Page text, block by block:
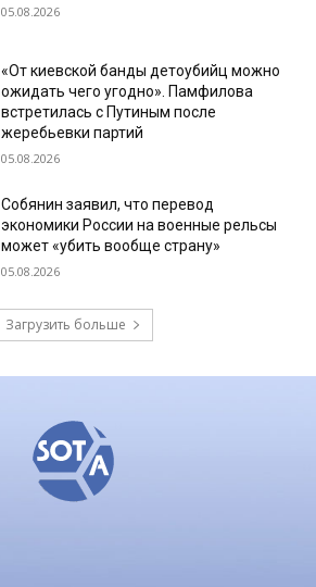
05.08.2026
«От киевской банды детоубийц можно
ожидать чего угодно». Памфилова
встретилась с Путиным после
жеребьевки партий
05.08.2026
Собянин заявил, что перевод
экономики России на военные рельсы
может «убить вообще страну»
05.08.2026
Загрузить больше